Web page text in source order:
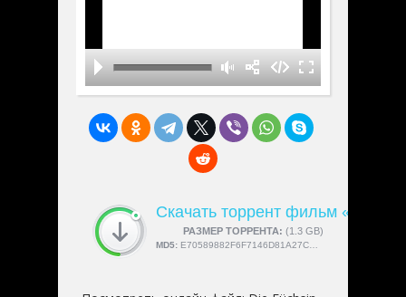
Скачать торрент фильм «Die
РАЗМЕР ТОРРЕНТА: (1.3 GB)
СКАЧАЛИ:4189
MD5: E70589882F6F7146D81A27CBEFC399FC